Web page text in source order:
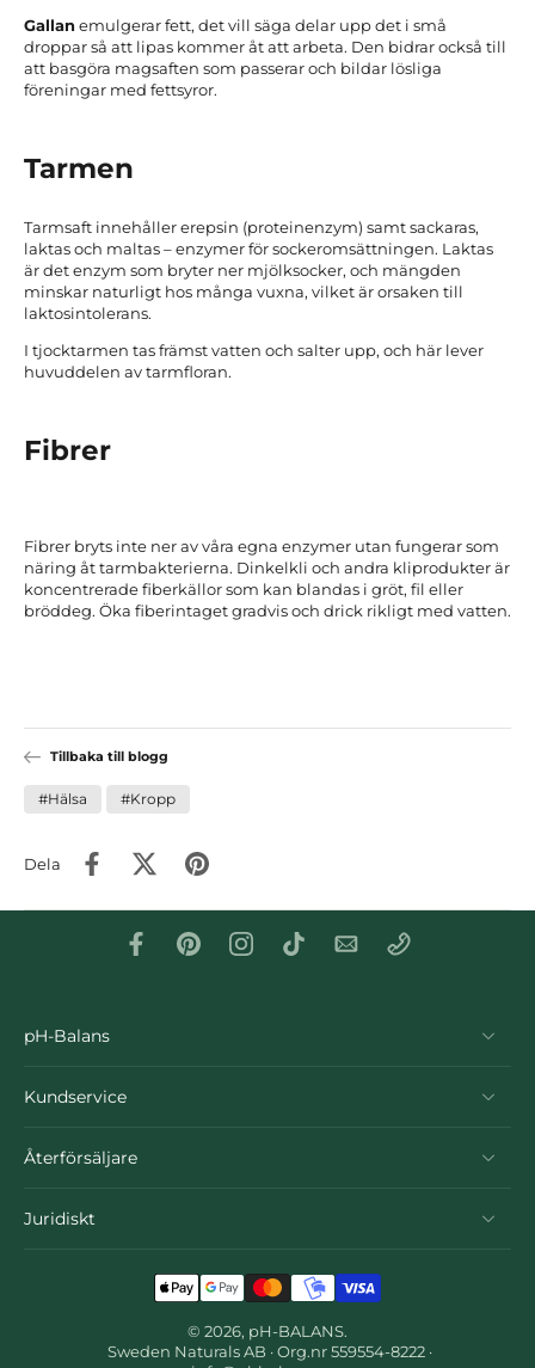
Gallan emulgerar fett, det vill säga delar upp det i små
droppar så att lipas kommer åt att arbeta. Den bidrar också till
att basgöra magsaften som passerar och bildar lösliga
föreningar med fettsyror.
Tarmen
Tarmsaft innehåller erepsin (proteinenzym) samt sackaras,
laktas och maltas – enzymer för sockeromsättningen. Laktas
är det enzym som bryter ner mjölksocker, och mängden
minskar naturligt hos många vuxna, vilket är orsaken till
laktosintolerans.
I tjocktarmen tas främst vatten och salter upp, och här lever
huvuddelen av tarmfloran.
Fibrer
Fibrer bryts inte ner av våra egna enzymer utan fungerar som
näring åt tarmbakterierna. Dinkelkli och andra kliprodukter är
koncentrerade fiberkällor som kan blandas i gröt, fil eller
bröddeg. Öka fiberintaget gradvis och drick rikligt med vatten.
Tillbaka till blogg
#Hälsa #Kropp
Dela
pH-Balans
Kundservice
Återförsäljare
Juridiskt
© 2026, pH-BALANS.
Sweden Naturals AB · Org.nr 559554-8222 ·